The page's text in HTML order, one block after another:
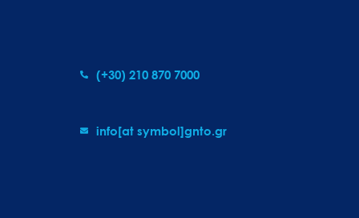
(+30) 210 870 7000
info[at symbol]gnto.gr